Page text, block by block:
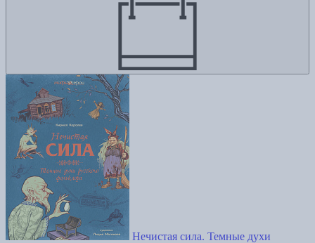
Нечистая сила. Темные духи